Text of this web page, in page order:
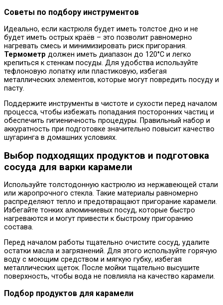
Советы по подбору инструментов
Идеально, если кастрюля будет иметь толстое дно и не
будет иметь острых краёв – это позволит равномерно
нагревать смесь и минимизировать риск пригорания.
Термометр должен иметь диапазон до 120°C и легко
крепиться к стенкам посуды. Для удобства используйте
тефлоновую лопатку или пластиковую, избегая
металлических элементов, которые могут повредить посуду и
пасту.
Поддержите инструменты в чистоте и сухости перед началом
процесса, чтобы избежать попадания посторонних частиц и
обеспечить гигиеничность процедуры. Правильный набор и
аккуратность при подготовке значительно повысит качество
шугаринга в домашних условиях.
Выбор подходящих продуктов и подготовка
сосуда для варки карамели
Используйте толстодонную кастрюлю из нержавеющей стали
или жаропрочного стекла. Такие материалы равномерно
распределяют тепло и предотвращают пригорание карамели.
Избегайте тонких алюминиевых посуд, которые быстро
нагреваются и могут привести к быстрому пригоранию
состава.
Перед началом работы тщательно очистите сосуд, удалите
остатки масла и загрязнений. Для этого используйте горячую
воду с моющим средством и мягкую губку, избегая
металлических щеток. После мойки тщательно высушите
поверхность, чтобы вода не повлияла на качество карамели.
Подбор продуктов для карамели